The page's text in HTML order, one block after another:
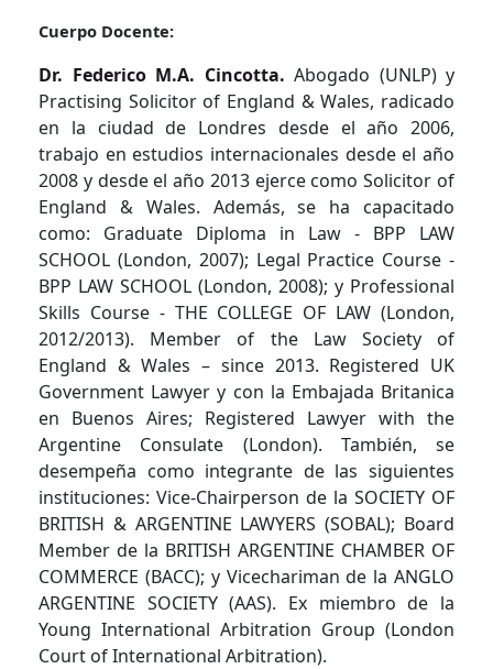
Cuerpo Docente:
Dr. Federico M.A. Cincotta. Abogado (UNLP) y
Practising Solicitor of England & Wales, radicado
en la ciudad de Londres desde el año 2006,
trabajo en estudios internacionales desde el año
2008 y desde el año 2013 ejerce como Solicitor of
England & Wales. Además, se ha capacitado
como: Graduate Diploma in Law - BPP LAW
SCHOOL (London, 2007); Legal Practice Course -
BPP LAW SCHOOL (London, 2008); y Professional
Skills Course - THE COLLEGE OF LAW (London,
2012/2013). Member of the Law Society of
England & Wales – since 2013. Registered UK
Government Lawyer y con la Embajada Britanica
en Buenos Aires; Registered Lawyer with the
Argentine Consulate (London). También, se
desempeña como integrante de las siguientes
instituciones: Vice-Chairperson de la SOCIETY OF
BRITISH & ARGENTINE LAWYERS (SOBAL); Board
Member de la BRITISH ARGENTINE CHAMBER OF
COMMERCE (BACC); y Vicechariman de la ANGLO
ARGENTINE SOCIETY (AAS). Ex miembro de la
Young International Arbitration Group (London
Court of International Arbitration).